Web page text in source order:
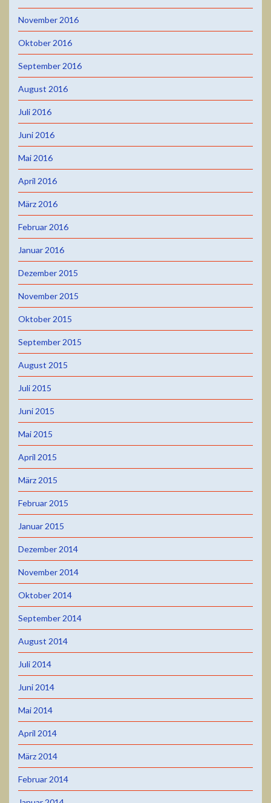
November 2016
Oktober 2016
September 2016
August 2016
Juli 2016
Juni 2016
Mai 2016
April 2016
März 2016
Februar 2016
Januar 2016
Dezember 2015
November 2015
Oktober 2015
September 2015
August 2015
Juli 2015
Juni 2015
Mai 2015
April 2015
März 2015
Februar 2015
Januar 2015
Dezember 2014
November 2014
Oktober 2014
September 2014
August 2014
Juli 2014
Juni 2014
Mai 2014
April 2014
März 2014
Februar 2014